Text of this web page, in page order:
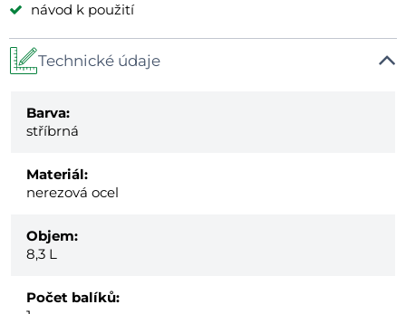
návod k použití
Technické údaje
Barva:
stříbrná
Materiál:
nerezová ocel
Objem:
8,3 L
Počet balíků: